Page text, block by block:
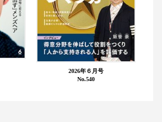
2026年６月号
No.540